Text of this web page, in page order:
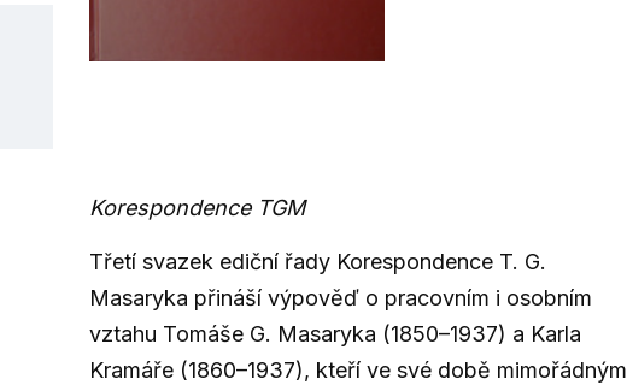
Korespondence TGM
Třetí svazek ediční řady Korespondence T. G.
Masaryka přináší výpověď o pracovním i osobním
vztahu Tomáše G. Masaryka (1850–1937) a Karla
Kramáře (1860–1937), kteří ve své době mimořádným